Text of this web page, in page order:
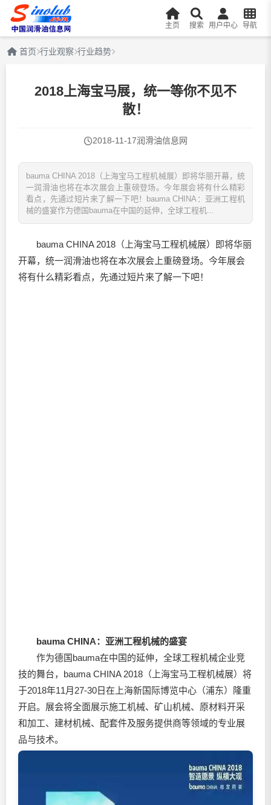
主页 搜索 用户中心 导航
首页 行业观察 行业趋势
2018上海宝马展，统一等你不见不
散！
2018-11-17润滑油信息网
bauma CHINA 2018（上海宝马工程机械展）即将华丽开幕，统
一润滑油也将在本次展会上重磅登场。今年展会将有什么精彩
看点，先通过短片来了解一下吧！ bauma CHINA：亚洲工程机
械的盛宴作为德国bauma在中国的延伸，全球工程机...
bauma CHINA 2018（上海宝马工程机械展）即将华丽
开幕，统一润滑油也将在本次展会上重磅登场。今年展会
将有什么精彩看点，先通过短片来了解一下吧！
bauma CHINA：亚洲工程机械的盛宴
作为德国bauma在中国的延伸，全球工程机械企业竞
技的舞台，bauma CHINA 2018（上海宝马工程机械展）将
于2018年11月27-30日在上海新国际博览中心（浦东）隆重
开启。展会将全面展示施工机械、矿山机械、原材料开采
和加工、建材机械、配套件及服务提供商等领域的专业展
品与技术。